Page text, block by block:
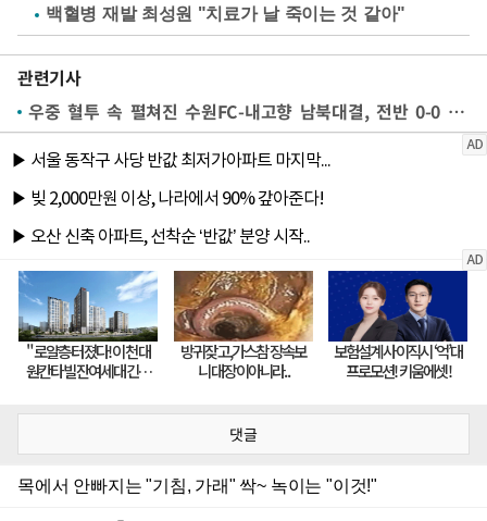
백혈병 재발 최성원 "치료가 날 죽이는 것 같아"
관련기사
우중 혈투 속 펼쳐진 수원FC-내고향 남북대결, 전반 0-0 마쳐
댓글